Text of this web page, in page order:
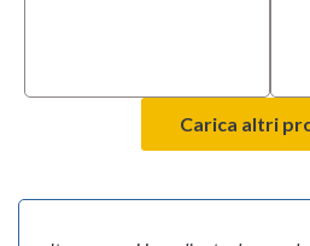
Carica altri